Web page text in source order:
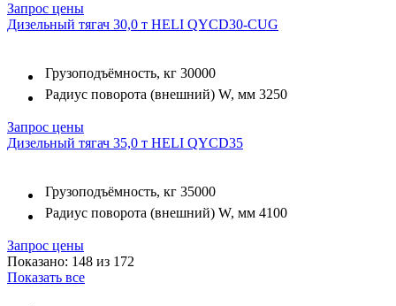
Запрос цены
Дизельный тягач 30,0 т HELI QYCD30-CUG
Грузоподъёмность, кг 30000
Радиус поворота (внешний) W, мм 3250
Запрос цены
Дизельный тягач 35,0 т HELI QYCD35
Грузоподъёмность, кг 35000
Радиус поворота (внешний) W, мм 4100
Запрос цены
Показано: 148 из 172
Показать все